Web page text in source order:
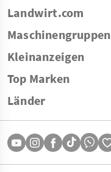
Landwirt.com
Maschinengruppen
Kleinanzeigen
Top Marken
Länder